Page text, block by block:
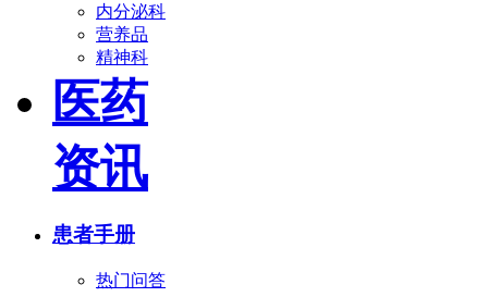
内分泌科
营养品
精神科
医药
资讯
患者手册
热门问答